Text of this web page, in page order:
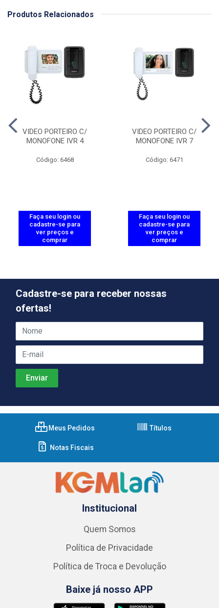
Produtos Relacionados
VIDEO PORTEIRO C/
MONOFONE IVR 4
Código: 6468
Faça seu login ou
cadastre-se para
ver preços e
comprar
VIDEO PORTEIRO C/
MONOFONE IVR 7
Código: 6471
Faça seu login ou
cadastre-se para
ver preços e
comprar
Cadastre-se para receber nossas
ofertas!
Meus Pedidos Títulos
Notas Fiscais
Institucional
Quem Somos
Política de Privacidade
Política de Troca e Devolução
Baixe já nosso APP